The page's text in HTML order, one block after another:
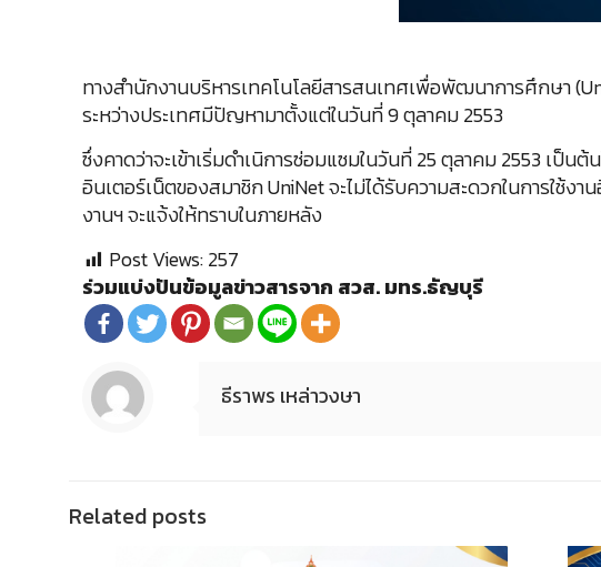
ทางสำนักงานบริหารเทคโนโลยีสารสนเทศเพื่อพัฒนาการศึกษา
ระหว่างประเทศมีปัญหามาตั้งแต่ในวันที่ 9 ตุลาคม 2553
ซึ่งคาดว่าจะเข้าเริ่มดำเนิการซ่อมแซมในวันที่ 25 ตุลาคม 2553 เป็
อินเตอร์เน็ตของสมาชิก UniNet จะไม่ได้รับความสะดวกในการใช้
งานฯ จะแจ้งให้ทราบในภายหลัง
Post Views:257
ร่วมแบ่งปันข้อมูลข่าวสารจาก สวส. มทร.ธัญบุรี
ธีราพร เหล่าวงษา
Related posts